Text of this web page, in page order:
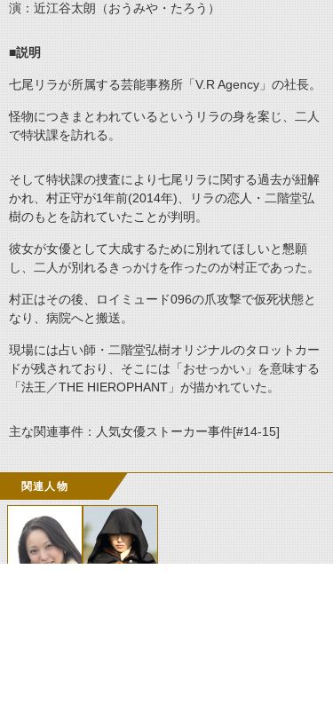
演：近江谷太朗（おうみや・たろう）
■説明
七尾リラが所属する芸能事務所「V.R Agency」の社長。
怪物につきまとわれているというリラの身を案じ、二人
で特状課を訪れる。
そして特状課の捜査により七尾リラに関する過去が紐解
かれ、村正守が1年前(2014年)、リラの恋人・二階堂弘
樹のもとを訪れていたことが判明。
彼女が女優として大成するために別れてほしいと懇願
し、二人が別れるきっかけを作ったのが村正であった。
村正はその後、ロイミュード096の爪攻撃で仮死状態と
なり、病院へと搬送。
現場には占い師・二階堂弘樹オリジナルのタロットカー
ドが残されており、そこには「おせっかい」を意味する
「法王 ／THE HIEROPHANT」が描かれていた。
主な関連事件：人気女優ストーカー事件[#14-15]
関連人物